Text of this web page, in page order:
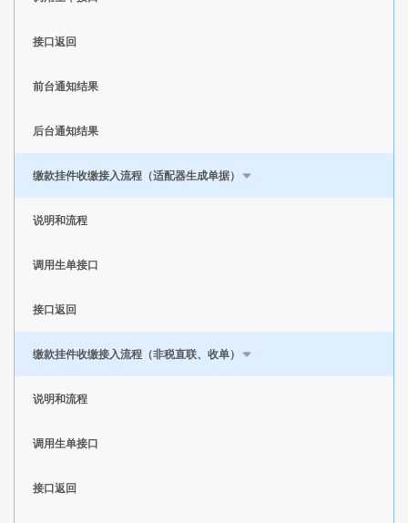
接口返回
前台通知结果
后台通知结果
缴款挂件收缴接入流程（适配器生成单据）
说明和流程
调用生单接口
接口返回
缴款挂件收缴接入流程（非税直联、收单）
说明和流程
调用生单接口
接口返回